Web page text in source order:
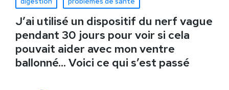
J’ai utilisé un dispositif du nerf vague
pendant 30 jours pour voir si cela
pouvait aider avec mon ventre
ballonné... Voici ce qui s’est passé